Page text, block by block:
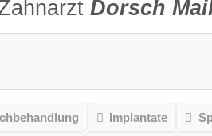
Dorsch
Implantate